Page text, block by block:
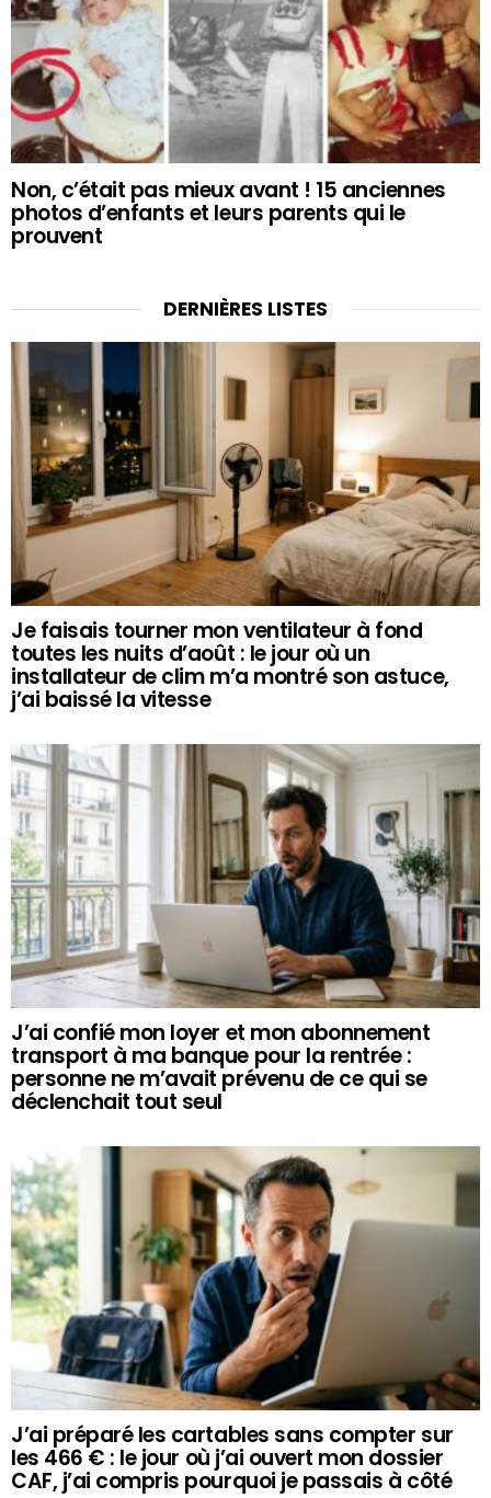
Non, c’était pas mieux avant ! 15 anciennes
photos d’enfants et leurs parents qui le
prouvent
DERNIÈRES LISTES
Je faisais tourner mon ventilateur à fond
toutes les nuits d’août : le jour où un
installateur de clim m’a montré son astuce,
j’ai baissé la vitesse
J’ai confié mon loyer et mon abonnement
transport à ma banque pour la rentrée :
personne ne m’avait prévenu de ce qui se
déclenchait tout seul
J’ai préparé les cartables sans compter sur
les 466 € : le jour où j’ai ouvert mon dossier
CAF, j’ai compris pourquoi je passais à côté